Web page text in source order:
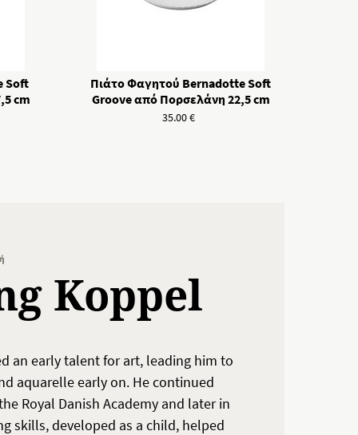
Soft
cm
Πιάτο Φαγητού Bernadotte Soft
Groove από Πορσελάνη 22,5 cm
35.00€
Koppel
an early talent for art, leading him to
aquarelle early on. He continued
Royal Danish Academy and later in
skills, developed as a child, helped